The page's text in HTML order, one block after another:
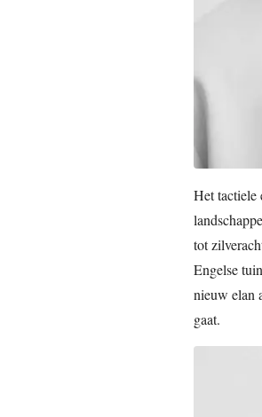
Het tactiele
tot
Engelse
nieuw elan
gaat.